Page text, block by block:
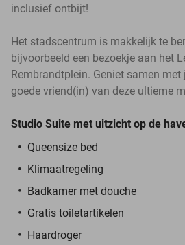
inclusief ontbijt!
Het stadscentrum is makkelijk te
bijvoorbeeld een bezoekje aan het
Rembrandtplein. Geniet samen met
goede vriend(in) van deze ultieme
Studio Suite met uitzicht op de
Queensize bed
Klimaatregeling
Badkamer met douche
Gratis toiletartikelen
Haardroger